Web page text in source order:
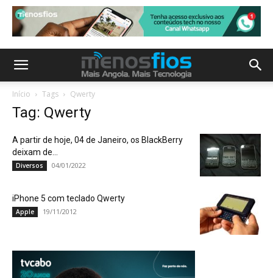
Início Tags Qwerty
Tag: Qwerty
A partir de hoje, 04 de Janeiro, os BlackBerry
deixam de...
Diversos 04/01/2022
iPhone 5 com teclado Qwerty
Apple 19/11/2012